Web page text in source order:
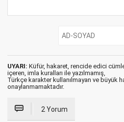
UYARI: Küfür, hakaret, rencide edici
içeren, imla kuralları ile yazılmamış,
Türkçe karakter kullanılmayan ve büyük
onaylanmamaktadır.
2 Yorum